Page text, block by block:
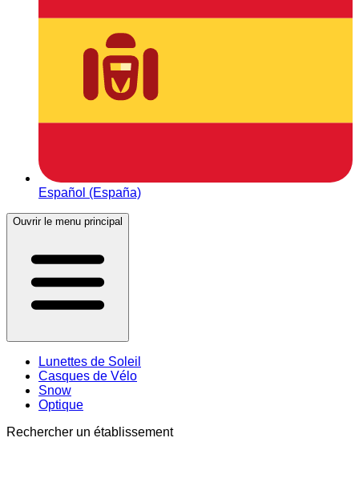
Español (España)
Ouvrir le menu principal
Lunettes de Soleil
Casques de Vélo
Snow
Optique
Rechercher un établissement